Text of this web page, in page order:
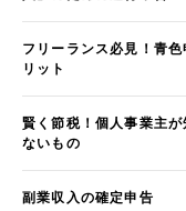
フリーランス必見！青
リット
賢く節税！個人事業主
ないもの
副業収入の確定申告